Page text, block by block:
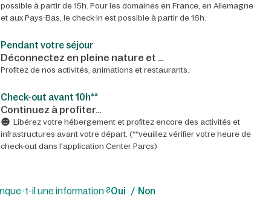
possible à partir de 15h. Pour les domaines en France, en Allemagne
et aux Pays-Bas, le check-in est possible à partir de 16h.
Pendant votre séjour
Déconnectez en pleine nature et …
Profitez de nos activités, animations et restaurants.
Check-out avant 10h**
Continuez à profiter…
Libérez votre hébergement et profitez encore des activités et
infrastructures avant votre départ. (**veuillez vérifier votre heure de
check-out dans l'application Center Parcs)
t-il une information ?Oui Non